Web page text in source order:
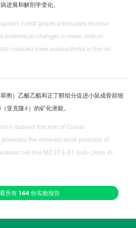
进展和解剖学变化。
(veldt grape) attenuates disease
anatomical changes in mono sodium
induced knee osteoarthritis in the rat
阁）乙酸乙酯和正丁醇组分促进小鼠成骨前细
亚克隆4）的矿化潜能。
n-butanol fraction of Cissus
promotes the mineralization potential of
cell line MC3T3-E1 (sub-clone 4).
所有 144 份实验报告